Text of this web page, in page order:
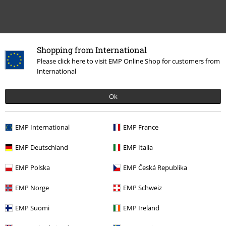
Shopping from International
Please click here to visit EMP Online Shop for customers from
International
Ok
EMP International EMP France
EMP Deutschland EMP Italia
EMP Polska EMP Česká Republika
EMP Norge EMP Schweiz
EMP Suomi EMP Ireland
Kläder & accessoarer T-Shirtar
Killar Kläder T-shirts & Linnen T-shirts
Rea % Kläder T-Shirts
Plusstorlekar
Plusstorlekar T-shirts